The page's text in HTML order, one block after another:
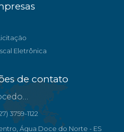
Eletrônica
de contato
3759-1122
Água Doce do Norte - ES